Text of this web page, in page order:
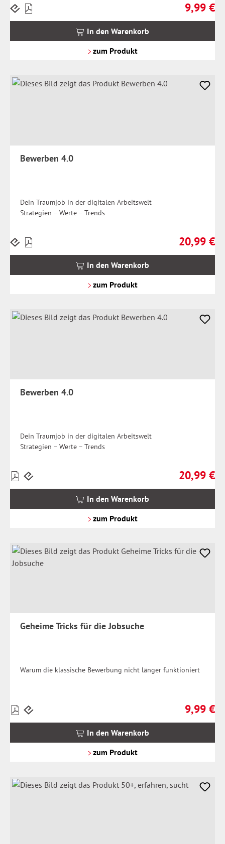
Regulärer
9,99 €
Preise
In den Warenkorb
zum Produkt
Bewerben 4.0
Dein Traumjob in der digitalen Arbeitswelt
Strategien – Werte – Trends
Regulärer
20,99 €
Preise
In den Warenkorb
zum Produkt
Bewerben 4.0
Dein Traumjob in der digitalen Arbeitswelt
Strategien – Werte – Trends
Regulärer
20,99 €
Preise
inkl.
In den Warenkorb
zum Produkt
Geheime Tricks für die Jobsuche
Warum die klassische Bewerbung nicht länger funktioniert
Regulärer
9,99 €
Preise
inkl.
In den Warenkorb
zum Produkt